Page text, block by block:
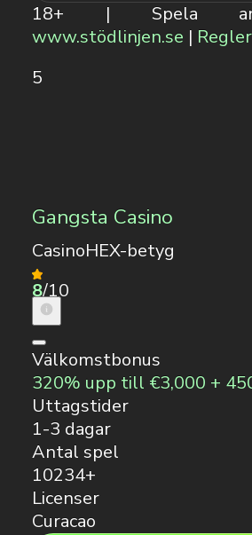
18+ | Spela
www.stödlinjen.se |
5
Gangsta Casino
CasinoHEX-betyg
8/10
Välkomstbonus
320% upp till €3,000 +
Uttagstider
1-3 dagar
Antal spel
10234+
Licenser
Curacao